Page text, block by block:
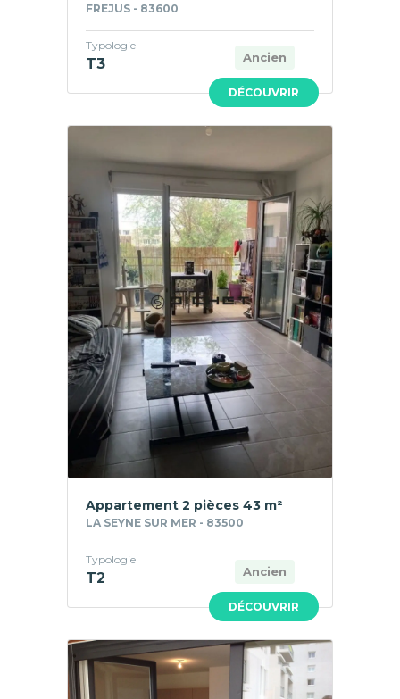
DÉCOUVRIR
FREJUS - 83600
Ancien
Typologie
T3
DÉCOUVRIR
Appartement 2 pièces 43 m²
LA SEYNE SUR MER - 83500
Ancien
Typologie
T2